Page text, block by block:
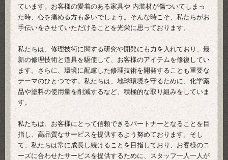
ています。お客様の愛着のある家具や 内装材が傷ついてしまっ
た時、心を痛める方も多いでしょう。そんな時こそ、私たちがお
手伝いをさせていただけることを光栄に思っております。
私たちは、修理技術に関する研究や開発にも力を入れており、最
新の修理技術と道具を駆使して、お客様のアイテムを修復してい
ます。さらに、環境に配慮した修理技術を開発することも重要な
テーマのひとつです。私たちは、地球環境を守るために、化学薬
品や塗料の使用量を削減するなど、積極的な取り組みをしていま
す。
私たちは、お客様にとって信頼できるパートナーとなることを目
指し、高品質なサービスを提供するよう努めております。そし
て、私たちは常に成長し続けることを目指しており、お客様のニ
ーズに合わせたサービスを提供するために、スタッフ一人一人が